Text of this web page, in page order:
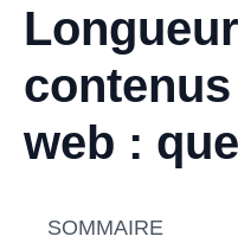
contenus
web :
SOMMAIRE